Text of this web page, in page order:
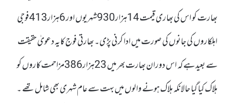
بھارت کو اس کی بھاری قیمت 14ہزار930شہریوں اور 6ہزار413فوجی
اہلکاروں کی جانوں کی صورت میں ادا کرنی پڑی۔ بھارتی فوج کایہ دعویٰ حقیقت
سے بعید ہے کہ اس دوران بھارت بھر میں 23ہزار386مزاحمت کاروں کو
ہلاک کیا گیا حالانکہ ہلاک ہونے والوں میں بہت سے عام شہری بھی شامل تھے ۔